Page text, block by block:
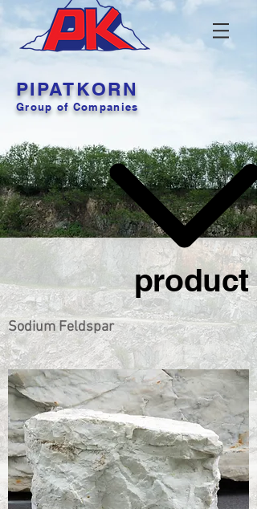
product
Sodium Feldspar
PIPATKORN
Group of Companies